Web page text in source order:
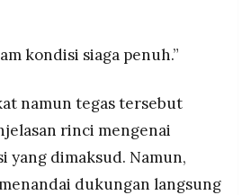
kondisi siaga penuh.”
namun tegas tersebut
rinci mengenai
dimaksud. Namun,
dukungan langsung